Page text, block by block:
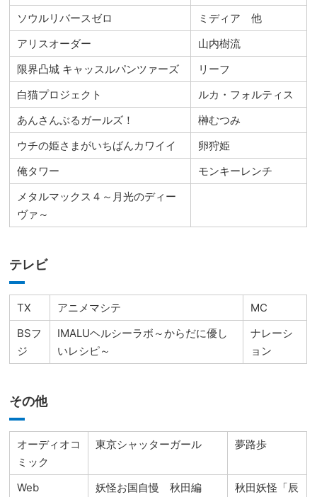
ソウルリバースゼロ
ミディア 他
アリスオーダー
山内樹流
限界凸城 キャッスルパンツァーズ
リーフ
白猫プロジェクト
ルカ・フォルティス
あんさんぶるガールズ！
榊むつみ
ウチの姫さまがいちばんカワイイ
卵狩姫
俺タワー
モンキーレンチ
メタルマックス４～月光のディー
ヴァ～
テレビ
TX アニメマシテ
MC
BSフ
ジ
IMALUヘルシーラボ～からだに優し
いレシピ～
ナレーシ
ョン
その他
オーディオコ
ミック
東京シャッターガール 夢路歩
Web 妖怪お国自慢 秋田編
秋田妖怪「辰